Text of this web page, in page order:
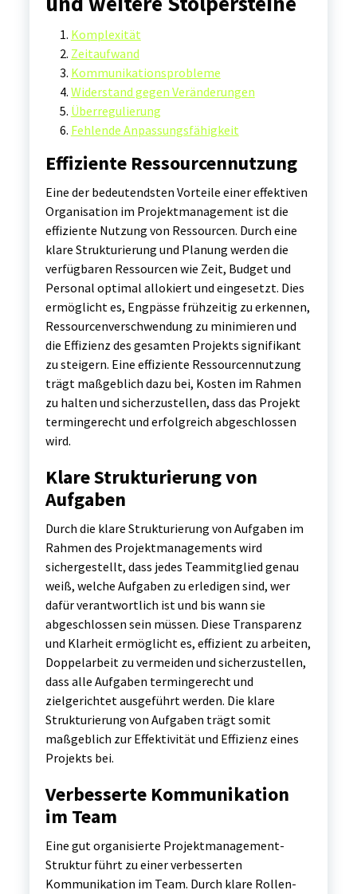
Komplexität
Zeitaufwand
Kommunikationsprobleme
Widerstand gegen Veränderungen
Überregulierung
Fehlende Anpassungsfähigkeit
Effiziente Ressourcennutzung
Eine der bedeutendsten Vorteile einer effektiven
Organisation im Projektmanagement ist die
effiziente Nutzung von Ressourcen. Durch eine
klare Strukturierung und Planung werden die
verfügbaren Ressourcen wie Zeit, Budget und
Personal optimal allokiert und eingesetzt. Dies
ermöglicht es, Engpässe frühzeitig zu erkennen,
Ressourcenverschwendung zu minimieren und
die Effizienz des gesamten Projekts signifikant
zu steigern. Eine effiziente Ressourcennutzung
trägt maßgeblich dazu bei, Kosten im Rahmen
zu halten und sicherzustellen, dass das Projekt
termingerecht und erfolgreich abgeschlossen
wird.
Klare Strukturierung von
Aufgaben
Durch die klare Strukturierung von Aufgaben im
Rahmen des Projektmanagements wird
sichergestellt, dass jedes Teammitglied genau
weiß, welche Aufgaben zu erledigen sind, wer
dafür verantwortlich ist und bis wann sie
abgeschlossen sein müssen. Diese Transparenz
und Klarheit ermöglicht es, effizient zu arbeiten,
Doppelarbeit zu vermeiden und sicherzustellen,
dass alle Aufgaben termingerecht und
zielgerichtet ausgeführt werden. Die klare
Strukturierung von Aufgaben trägt somit
maßgeblich zur Effektivität und Effizienz eines
Projekts bei.
Verbesserte Kommunikation
im Team
Eine gut organisierte Projektmanagement-
Struktur führt zu einer verbesserten
Kommunikation im Team. Durch klare Rollen-